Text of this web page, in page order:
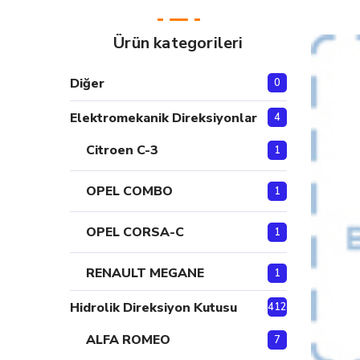
Ürün kategorileri
Diğer 0
Elektromekanik Direksiyonlar 4
Citroen C-3 1
OPEL COMBO 1
OPEL CORSA-C 1
RENAULT MEGANE 1
Hidrolik Direksiyon Kutusu 412
ALFA ROMEO 7